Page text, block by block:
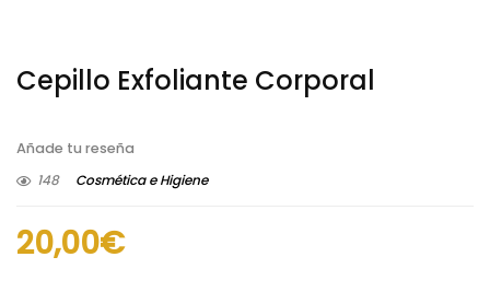
Cepillo Exfoliante Corporal
Añade tu reseña
148
Cosmética e Higiene
20,00€